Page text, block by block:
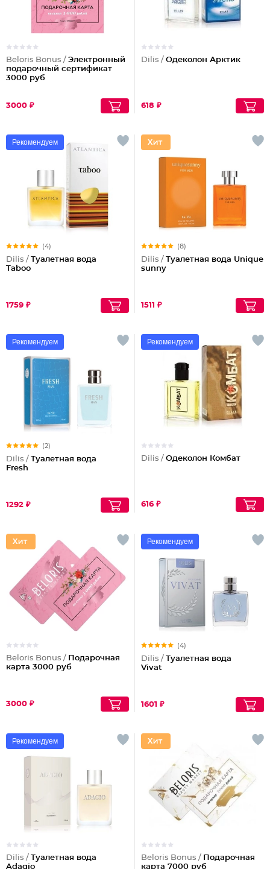
Beloris Bonus / Электронный
подарочный сертификат
3000 руб
3000 ₽
Dilis / Одеколон Арктик
618 ₽
Рекомендуем
(4)
Dilis / Туалетная вода
Taboo
1759 ₽
(8)
Dilis / Туалетная вода Unique
sunny
1511 ₽
Рекомендуем
(2)
Dilis / Туалетная вода
Fresh
1292 ₽
Рекомендуем
Dilis / Одеколон Комбат
616 ₽
Beloris Bonus / Подарочная
карта 3000 руб
3000 ₽
Рекомендуем
(4)
Dilis / Туалетная вода
Vivat
1601 ₽
Рекомендуем
Dilis / Туалетная вода
Adagio
Beloris Bonus / Подарочная
карта 7000 руб